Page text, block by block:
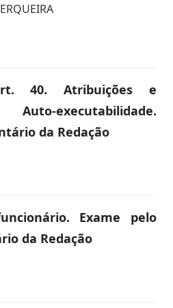
40. Atribuições e
Auto-executabilidade.
da Redação
Exame pelo
da Redação